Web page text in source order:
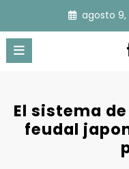
contenido
agosto 9,
El sistema
feudal